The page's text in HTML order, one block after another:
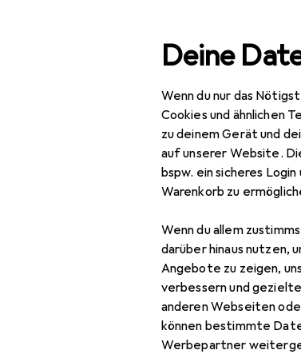
Deine
Wenn du nur das
Cookies und ähnlichen
zu deinem Gerät und
auf unserer Website.
bspw. ein sicheres
Warenkorb zu
Wenn du allem
darüber hinaus nutzen,
Angebote zu zeigen,
verbessern und
anderen Webseiten
können bestimmte
Werbepartner
Navigation nach Kategorien
Hier findest du